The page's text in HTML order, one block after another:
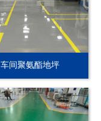
车间聚氨酯地坪